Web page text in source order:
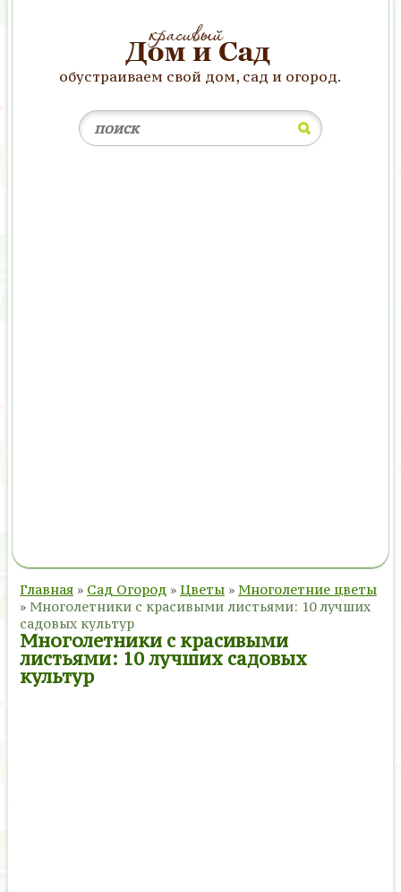
обустраиваем свой дом, сад и огород.
Главная » Сад Огород » Цветы » Многолетние цветы
» Многолетники с красивыми листьями: 10 лучших
садовых культур
Многолетники с красивыми
листьями: 10 лучших садовых
культур